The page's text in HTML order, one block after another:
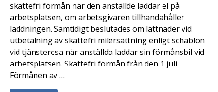
skattefri förmån när den anställde laddar el på
arbetsplatsen, om arbetsgivaren tillhandahåller
laddningen. Samtidigt beslutades om lättnader vid
utbetalning av skattefri milersättning enligt schablon
vid tjänsteresa när anställda laddar sin förmånsbil vid
arbetsplatsen. Skattefri förmån från den 1 juli
Förmånen av …